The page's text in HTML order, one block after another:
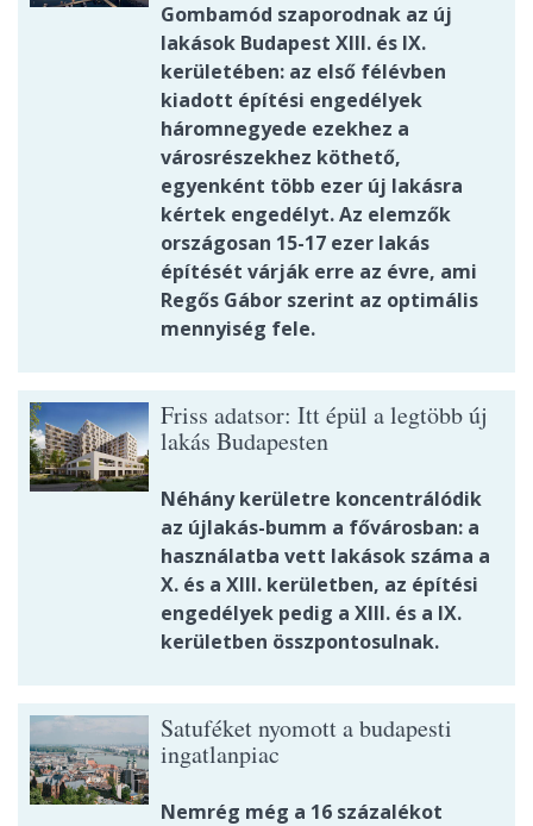
Gombamód szaporodnak az új
lakások Budapest XIII. és IX.
kerületében: az első félévben
kiadott építési engedélyek
háromnegyede ezekhez a
városrészekhez köthető,
egyenként több ezer új lakásra
kértek engedélyt. Az elemzők
országosan 15-17 ezer lakás
építését várják erre az évre, ami
Regős Gábor szerint az optimális
mennyiség fele.
Friss adatsor: Itt épül a legtöbb új
lakás Budapesten
Néhány kerületre koncentrálódik
az újlakás-bumm a fővárosban: a
használatba vett lakások száma a
X. és a XIII. kerületben, az építési
engedélyek pedig a XIII. és a IX.
kerületben összpontosulnak.
Satuféket nyomott a budapesti
ingatlanpiac
Nemrég még a 16 százalékot